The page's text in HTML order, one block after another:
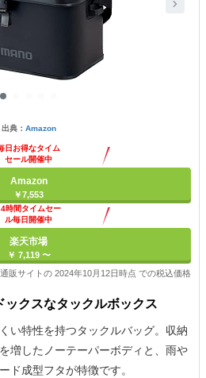
出典： Amazon
日お得なタイム
セール開催中
Amazon
￥7,553
時間タイムセー
ル毎日開催中
楽天市場
￥ 7,119 〜
販サイトの 2024年10月12日時点 での税込価格
ックスなタックルボックス
い特性を持つタックルバッグ。収納
増したノーテーパーボディと、雨や
ド成型フタが特徴です。